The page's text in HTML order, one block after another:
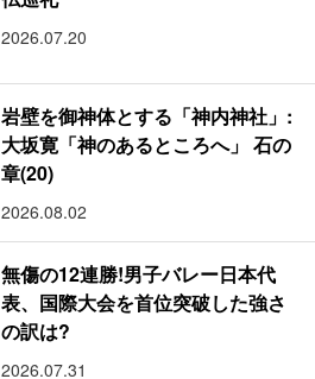
2026.07.20
岩壁を御神体とする「神内神社」:
大坂寛「神のあるところへ」 石の
章(20)
2026.08.02
無傷の12連勝!男子バレー日本代
表、国際大会を首位突破した強さ
の訳は?
2026.07.31